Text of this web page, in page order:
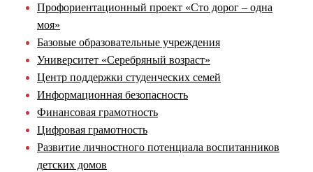
Профориентационный проект «Сто дорог – одна
моя»
Базовые образовательные учреждения
Университет «Серебряный возраст»
Центр поддержки студенческих семей
Информационная безопасность
Финансовая грамотность
Цифровая грамотность
Развитие личностного потенциала воспитанников
детских домов